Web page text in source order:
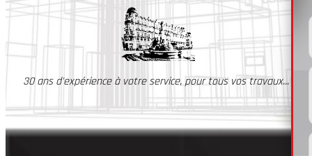
30 ans d'expérience à votre service, pour tous vos travaux...